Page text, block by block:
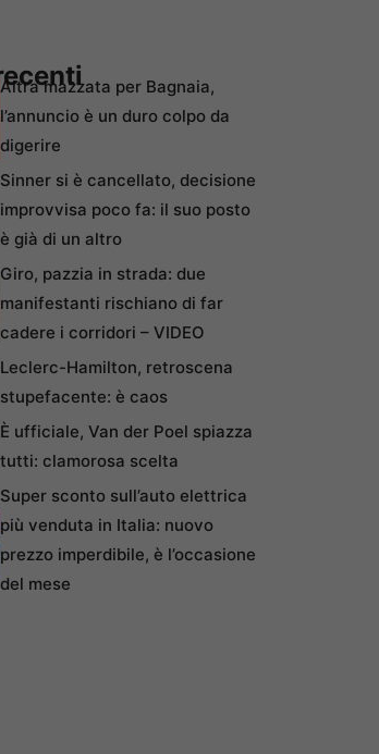
Altra mazzata per Bagnaia,
l’annuncio è un duro colpo da
digerire
Sinner si è cancellato, decisione
improvvisa poco fa: il suo posto
è già di un altro
Giro, pazzia in strada: due
manifestanti rischiano di far
cadere i corridori – VIDEO
Leclerc-Hamilton, retroscena
stupefacente: è caos
È ufficiale, Van der Poel spiazza
tutti: clamorosa scelta
Super sconto sull’auto elettrica
più venduta in Italia: nuovo
prezzo imperdibile, è l’occasione
del mese